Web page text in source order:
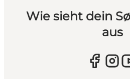
Wie sieht dein
aus